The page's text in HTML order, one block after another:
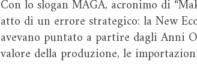
Con lo slogan MAGA, acronimo di
atto di un errore strategico: la New
avevano puntato a partire dagli Anni
valore della produzione, le